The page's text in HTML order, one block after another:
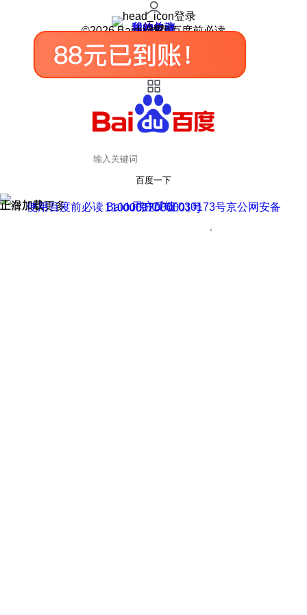
登录
我的关注
我的收藏
皮肤中心
用户反馈
设置
©2026 Baidu 使用百度前必读
百度一下
正在加载
上滑加载更多 用户反馈
使用百度前必读 Baidu 京ICP证030173号
京公网安备11000002000001号